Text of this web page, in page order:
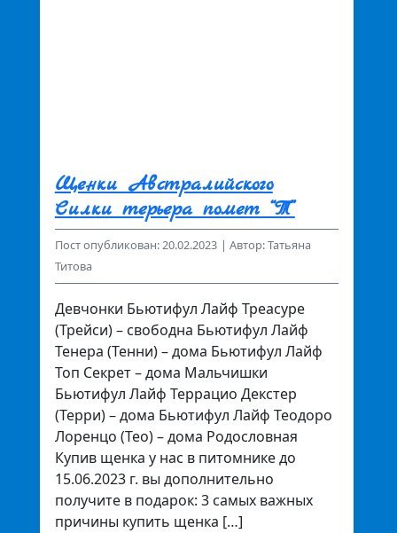
Щенки Австралийского
Силки терьера помет “Т”
Пост опубликован: 20.02.2023 | Автор: Татьяна
Титова
Девчонки Бьютифул Лайф Треасуре
(Трейси) – свободна Бьютифул Лайф
Тенера (Тенни) – дома Бьютифул Лайф
Топ Секрет – дома Мальчишки
Бьютифул Лайф Террацио Декстер
(Терри) – дома Бьютифул Лайф Теодоро
Лоренцо (Тео) – дома Родословная
Купив щенка у нас в питомнике до
15.06.2023 г. вы дополнительно
получите в подарок: 3 самых важных
причины купить щенка […]